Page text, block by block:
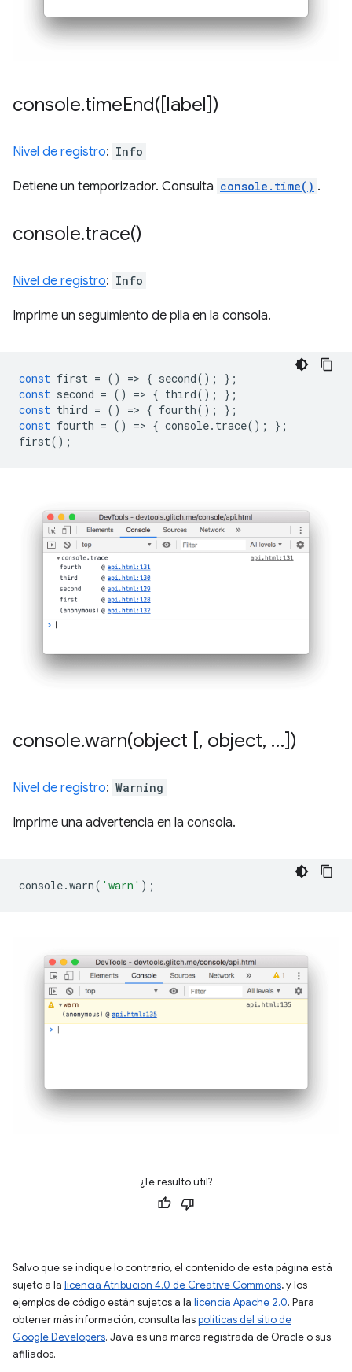
console.timeEnd([label])
Nivel de registro: Info
Detiene un temporizador. Consulta console.time() .
console.trace()
Nivel de registro: Info
Imprime un seguimiento de pila en la consola.
const first = () => { second();
};
const second = () => { third();
};
const third = () => { fourth();
};
const fourth = () => { console. trace();
};
first();
console.warn(object [, object, …])
Nivel de registro: Warning
Imprime una advertencia en la consola.
console.warn( 'warn' );
¿Te resultó útil?
Salvo que se indique lo contrario, el contenido de esta página está
sujeto a la licencia Atribución 4.0 de Creative Commons, y los
ejemplos de código están sujetos a la licencia Apache 2.0. Para
obtener más información, consulta laspolíticas del sitio de
Google Developers. Java es una marca registrada de Oracle o sus
afiliados.